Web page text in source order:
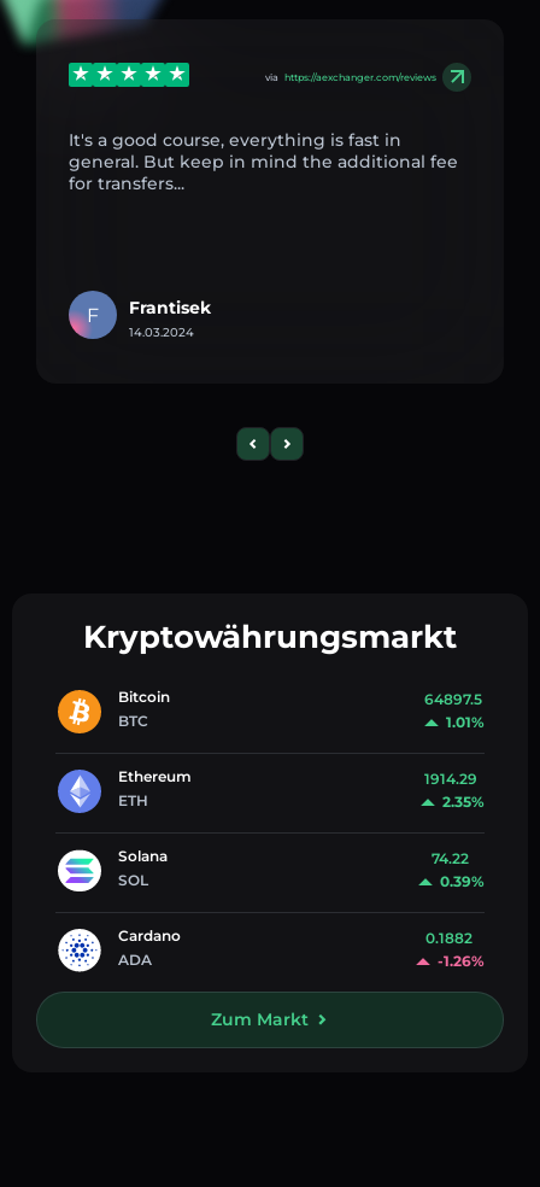
via https://aexchanger.com/reviews
It's a good course, everything is fast in
general. But keep in mind the additional fee
for transfers...
F Frantisek
14.03.2024
Kryptowährungsmarkt
Bitcoin
BTC
64897.5
1.01%
Ethereum
ETH
1914.29
2.35%
Solana
SOL
74.22
0.39%
Cardano
ADA
0.1882
-1.26%
Zum Markt